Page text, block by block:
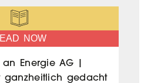
NOW
Energie AG |
ganzheitlich gedacht